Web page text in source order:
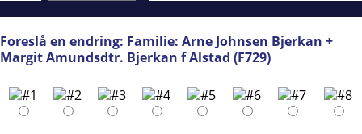
Foreslå en endring: Familie: Arne Johnsen Bjerkan +
Margit Amundsdtr. Bjerkan f Alstad (F729)